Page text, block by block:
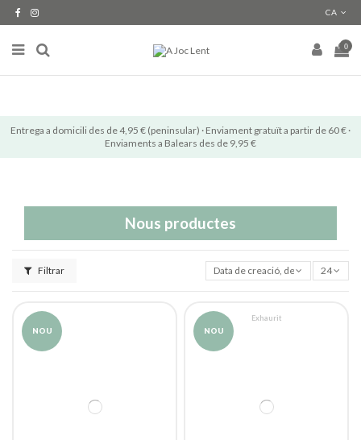
CA
0
Entrega a domicili des de 4,95 € (peninsular) · Enviament gratuït a partir de 60 € ·
Enviaments a Balears des de 9,95 €
Nous productes
Filtrar Data de creació, de nou a més
24
NOU NOU
Exhaurit